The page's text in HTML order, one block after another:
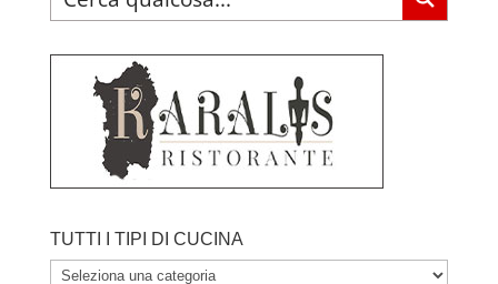
TUTTI I TIPI DI CUCINA
TUTTI